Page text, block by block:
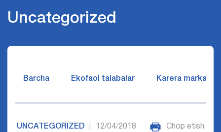
Uncategorized
Barcha Ekofaol talabalar Karera markazi
UNCATEGORIZED 12/04/2018 Chop etish